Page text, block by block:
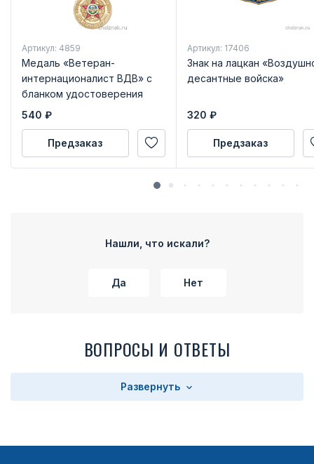
Артикул: 4859
Медаль «Ветеран-
интернационалист ВДВ» с
бланком удостоверения
540 ₽
Предзаказ
Артикул: 17406
Знак на лацкан
десантные войска»
320 ₽
Предзаказ
Нашли, что искали?
Да Нет
ВОПРОСЫ И ОТВЕТЫ
Развернуть